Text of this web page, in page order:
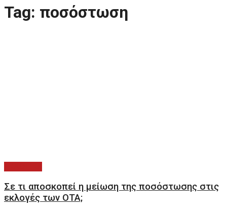
Tag: ποσόστωση
Σε τι αποσκοπεί η μείωση της ποσόστωσης στις
εκλογές των ΟΤΑ;